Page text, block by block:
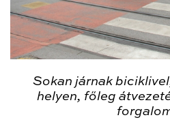
Sokan járnak
helyen, főleg